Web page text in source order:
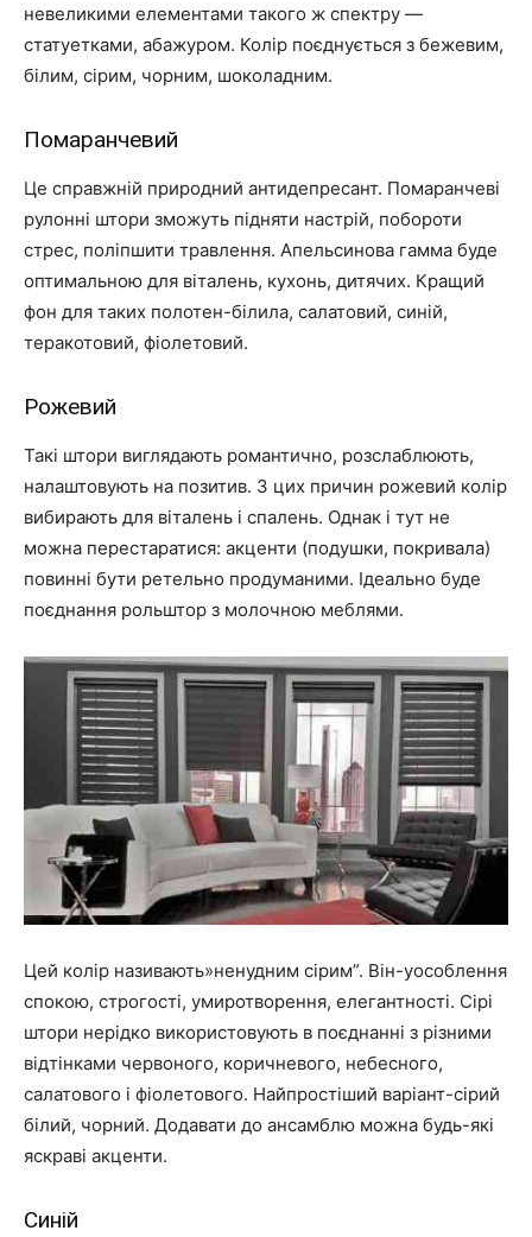
невеликими елементами такого ж спектру —
статуетками, абажуром. Колір поєднується з бежевим,
білим, сірим, чорним, шоколадним.
Помаранчевий
Це справжній природний антидепресант. Помаранчеві
рулонні штори зможуть підняти настрій, побороти
стрес, поліпшити травлення. Апельсинова гамма буде
оптимальною для віталень, кухонь, дитячих. Кращий
фон для таких полотен-білила, салатовий, синій,
теракотовий, фіолетовий.
Рожевий
Такі штори виглядають романтично, розслаблюють,
налаштовують на позитив. З цих причин рожевий колір
вибирають для віталень і спалень. Однак і тут не
можна перестаратися: акценти (подушки, покривала)
повинні бути ретельно продуманими. Ідеально буде
поєднання рольштор з молочною меблями.
Цей колір називають»ненудним сірим”. Він-уособлення
спокою, строгості, умиротворення, елегантності. Сірі
штори нерідко використовують в поєднанні з різними
відтінками червоного, коричневого, небесного,
салатового і фіолетового. Найпростіший варіант-сірий
білий, чорний. Додавати до ансамблю можна будь-які
яскраві акценти.
Синій